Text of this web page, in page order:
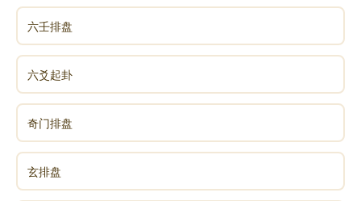
[45]、傲雪 艺如 迎波 永君 沂林 冬琼
[46]、莉绿 敏清 雪菲 奕雯 凌雪 古韵
[47]、小曼 依暄 敏凡 嘉鑫 漾嘉 佳萍
[48]、丽然 倩丽 佳露 晓蕾 怡涵 璐瑶
六壬排盘
六爻起卦
奇门排盘
玄排盘